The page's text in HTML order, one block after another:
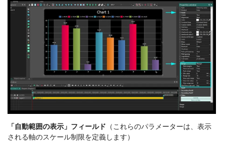
「自動範囲の表示」フィールド （これらのパラメーターは、表示
される軸のスケール制限を定義します）